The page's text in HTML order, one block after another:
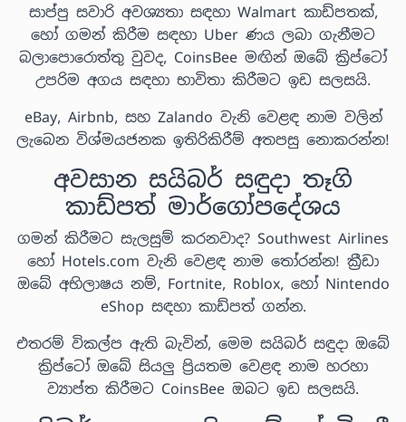
සාප්පු සවාරි අවශ්‍යතා සඳහා Walmart කාඩ්පතක්,
හෝ ගමන් කිරීම සඳහා Uber ණය ලබා ගැනීමට
බලාපොරොත්තු වුවද, CoinsBee මඟින් ඔබේ ක්‍රිප්ටෝ
උපරිම අගය සඳහා භාවිතා කිරීමට ඉඩ සලසයි.
eBay, Airbnb, සහ Zalando වැනි වෙළඳ නාම වලින්
ලැබෙන විශ්මයජනක ඉතිරිකිරීම් අතපසු නොකරන්න!
අවසාන සයිබර් සඳුදා තෑගි
කාඩ්පත් මාර්ගෝපදේශය
ගමන් කිරීමට සැලසුම් කරනවාද? Southwest Airlines
හෝ Hotels.com වැනි වෙළඳ නාම තෝරන්න! ක්‍රීඩා
ඔබේ අභිලාෂය නම්, Fortnite, Roblox, හෝ Nintendo
eShop සඳහා කාඩ්පත් ගන්න.
එතරම් විකල්ප ඇති බැවින්, මෙම සයිබර් සඳුදා ඔබේ
ක්‍රිප්ටෝ ඔබේ සියලු ප්‍රියතම වෙළඳ නාම හරහා
ව්‍යාප්ත කිරීමට CoinsBee ඔබට ඉඩ සලසයි.